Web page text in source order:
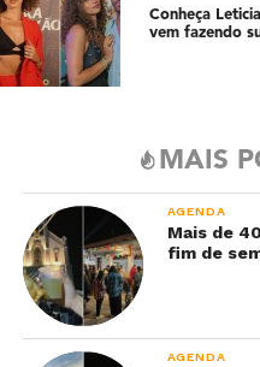
Conheça
vem fazendo
MAIS
AGENDA
Mais de
fim de
AGENDA